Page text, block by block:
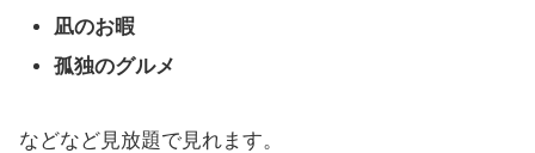
凪のお暇
孤独のグルメ
などなど見放題で見れます。